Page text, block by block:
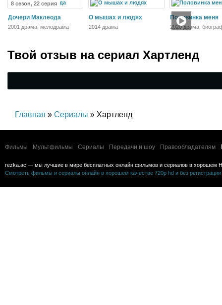
8 сезон, 22 серия
Дочери Маклеода
2001 драма, мелодрама
О мышах и людях
2014 драма
Половинка меня
2020 драма,
Твой отзыв на сериал Хартленд
Главная » Сериалы » Хартленд
Фильмы Мультфильмы Сериалы Передачи и шоу Правообладателям
rezka.ac — мы лучшие в мире бесплатных онлайн фильмов и сериалов в хорошем
Смотреть фильмы и сериалы онлайн в хорошем качестве 720p hd и без